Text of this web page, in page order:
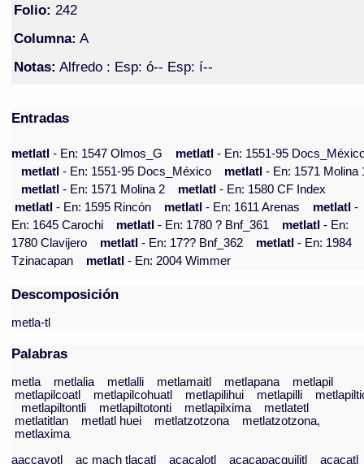
Folio: 242
Columna: A
Notas: Alfredo : Esp: ó-- Esp: í--
Entradas
metlatl- En: 1547 Olmos_G metlatl- En: 1551-95
metlatl- En: 1551-95 Docs_México metlatl- En: 1571 Molina
metlatl- En: 1571 Molina 2 metlatl- En: 1580 CF Index
metlatl- En: 1595 Rincón metlatl- En: 1611 Arenas metlatl-
En: 1645 Carochi
metlatl- En: 1780 ? Bnf_361 metlatl- En:
1780 Clavijero
metlatl- En: 17?? Bnf_362 metlatl- En: 1984
Tzinacapan
metlatl- En: 2004 Wimmer
Descomposición
metla-tl
Palabras
metla metlalia metlalli metlamaitl metlapana
metlapil
metlapilcoatl
metlapilcohuatl metlapilihui metlapilli
metlapiltontli
metlapiltotonti metlapilxima
metlatetl
metlatitlan
metlatl huei metlatzotzona
metlatzotzona,
metlaxima
aaccayotl
ac mach tlacatl acacalotl acacapacquilitl
acacatl